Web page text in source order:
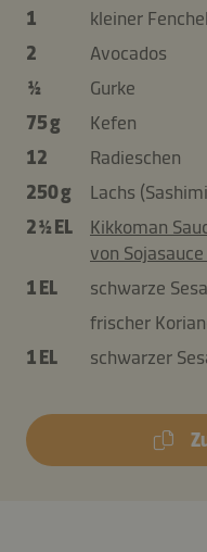
1
kleiner Fenchel
2
Avocados
½
Gurke
75 g
Kefen
12
Radieschen
250 g
Lachs
2 ½ EL
Kikkoman
von
1 EL
schwarze
frischer
1 EL
schwarzer